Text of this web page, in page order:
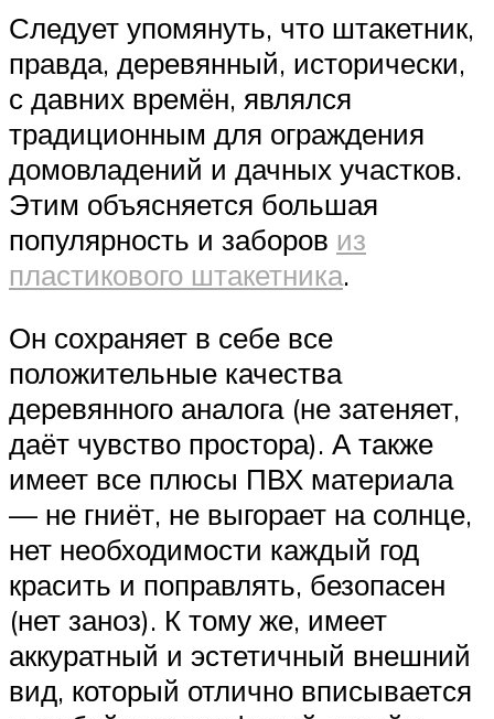
Следует упомянуть, что штакетник,
правда, деревянный, исторически,
с давних времён, являлся
традиционным для ограждения
домовладений и дачных участков.
Этим объясняется большая
популярность и заборов из
пластикового штакетника.
Он сохраняет в себе все
положительные качества
деревянного аналога (не затеняет,
даёт чувство простора). А также
имеет все плюсы ПВХ материала
— не гниёт, не выгорает на солнце,
нет необходимости каждый год
красить и поправлять, безопасен
(нет заноз). К тому же, имеет
аккуратный и эстетичный внешний
вид, который отлично вписывается